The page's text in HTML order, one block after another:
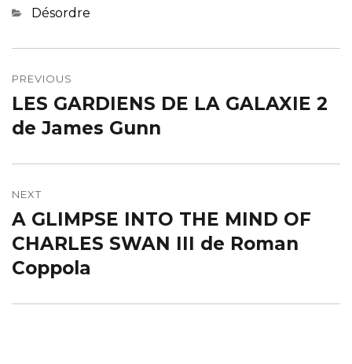
Categories
Désordre
de
l’article
PREVIOUS
Previous
post:
LES GARDIENS DE LA GALAXIE 2
de James Gunn
NEXT
Next
post:
A GLIMPSE INTO THE MIND OF
CHARLES SWAN III de Roman
Coppola